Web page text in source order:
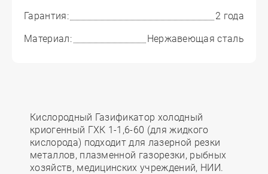
Гарантия:
2 года
Материал:
Нержавеющая сталь
Кислородный Газификатор холодный
криогенный ГХК 1-1,6-60 (для жидкого
кислорода) подходит для лазерной резки
металлов, плазменной газорезки, рыбных
хозяйств, медицинских учреждений, НИИ.